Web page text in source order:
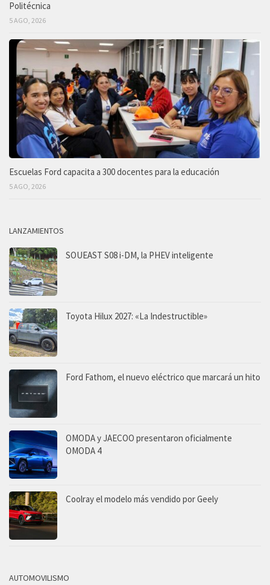
Politécnica
5 AGO, 2026
Escuelas Ford capacita a 300 docentes para la educación
5 AGO, 2026
LANZAMIENTOS
SOUEAST S08 i-DM, la PHEV inteligente
Toyota Hilux 2027: «La Indestructible»
Ford Fathom, el nuevo eléctrico que marcará un hito
OMODA y JAECOO presentaron oficialmente
OMODA 4
Coolray el modelo más vendido por Geely
AUTOMOVILISMO